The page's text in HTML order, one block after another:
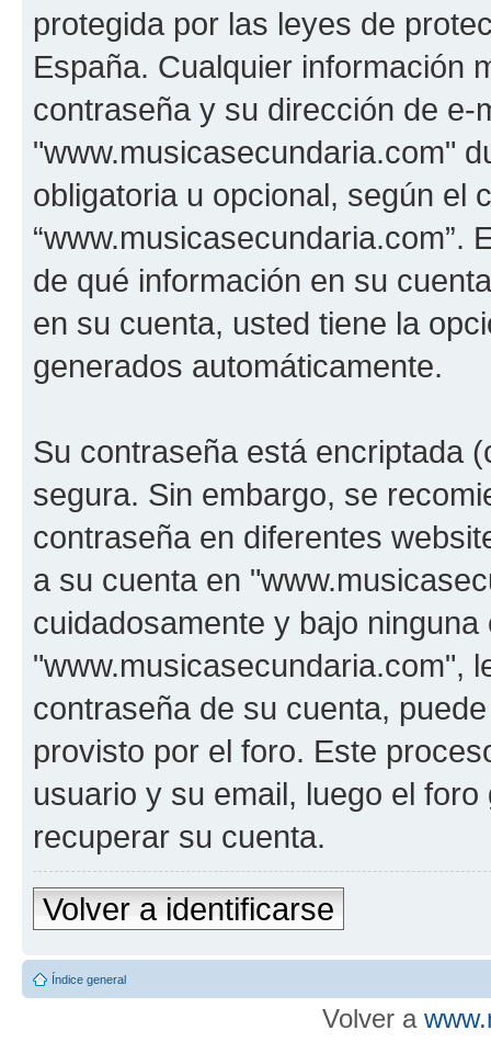
protegida por las leyes de
España. Cualquier información
contraseña y su dirección de e-
"www.musicasecundaria.com"
obligatoria u opcional, según el
“www.musicasecundaria.com”.
de qué información en su
en su cuenta, usted tiene la
generados automáticamente.
Su contraseña está encriptada
segura. Sin embargo, se
contraseña en diferentes
a su cuenta en
cuidadosamente y bajo
"www.musicasecundaria.com",
contraseña de su cuenta,
provisto por el foro. Este
usuario y su email, luego el
recuperar su cuenta.
Volver a identificarse
Índice general
Volver a